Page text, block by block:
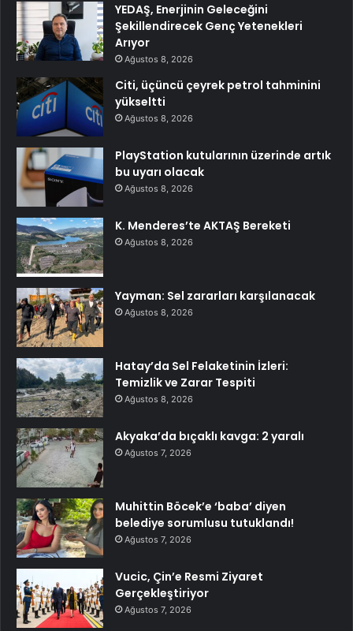
YEDAŞ, Enerjinin Geleceğini
Şekillendirecek Genç Yetenekleri
Arıyor
Ağustos 8, 2026
Citi, üçüncü çeyrek petrol tahminini
yükseltti
Ağustos 8, 2026
PlayStation kutularının üzerinde artık
bu uyarı olacak
Ağustos 8, 2026
K. Menderes’te AKTAŞ Bereketi
Ağustos 8, 2026
Yayman: Sel zararları karşılanacak
Ağustos 8, 2026
Hatay’da Sel Felaketinin İzleri:
Temizlik ve Zarar Tespiti
Ağustos 8, 2026
Akyaka’da bıçaklı kavga: 2 yaralı
Ağustos 7, 2026
Muhittin Böcek’e ‘baba’ diyen
belediye sorumlusu tutuklandı!
Ağustos 7, 2026
Vucic, Çin’e Resmi Ziyaret
Gerçekleştiriyor
Ağustos 7, 2026